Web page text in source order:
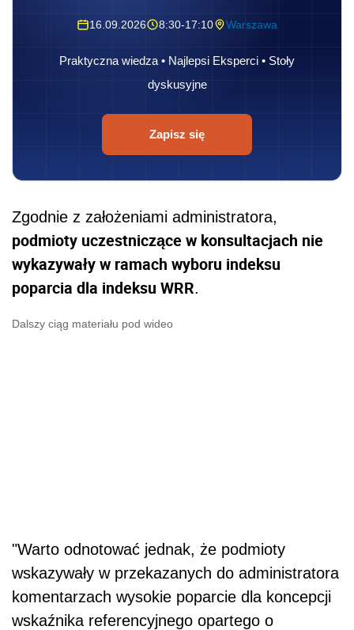
16.09.2026 8:30-17:10 Warszawa
Praktyczna wiedza • Najlepsi Eksperci • Stoły
dyskusyjne
Zapisz się
Zgodnie z założeniami administratora,
podmioty uczestniczące w konsultacjach nie
wykazywały w ramach wyboru indeksu
poparcia dla indeksu WRR.
Dalszy ciąg materiału pod wideo
"Warto odnotować jednak, że podmioty
wskazywały w przekazanych do administratora
komentarzach wysokie poparcie dla koncepcji
wskaźnika referencyjnego opartego o